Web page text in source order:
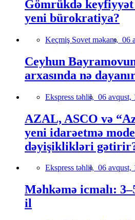
Gömrükdə keyfiyyət
yeni bürokratiya?
Keçmiş Sovet məkanı, 06
Ceyhun
arxasında nə
Ekspress təhlil, 06 avqust,
AZAL, ASCO və
yeni idarəetmə
dəyişiklikləri
Ekspress təhlil, 06 avqust,
Məhkəmə icmalı:
il